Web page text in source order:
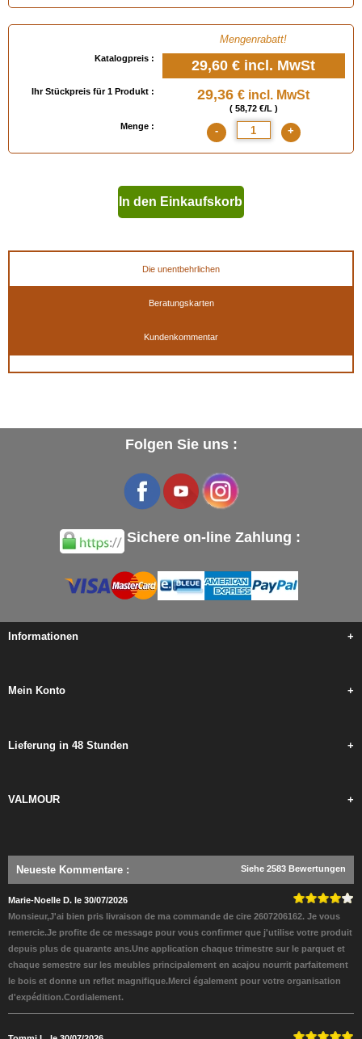
Mengenrabatt!
Katalogpreis : 29,60 € incl. MwSt
Ihr Stückpreis für 1 Produkt : 29,36 € incl. MwSt
( 58,72 €/L )
Menge :
- +
In den Einkaufskorb
Die unentbehrlichen
Beratungskarten
Kundenkommentar
Folgen Sie uns :
Sichere on-line Zahlung :
Informationen +
Mein Konto +
Lieferung in 48 Stunden +
VALMOUR +
Neueste Kommentare : Siehe 2583 Bewertungen
Marie-Noelle D. le 30/07/2026
Monsieur,J'ai bien pris livraison de ma commande de cire 2607206162. Je vous
remercie.Je profite de ce message pour vous confirmer que j'utilise votre produit
depuis plus de quarante ans.Une application chaque trimestre sur le parquet et
chaque semestre sur les meubles principalement en acajou nourrit parfaitement
le bois et donne un reflet magnifique.Merci également pour votre organisation
d'expédition.Cordialement.